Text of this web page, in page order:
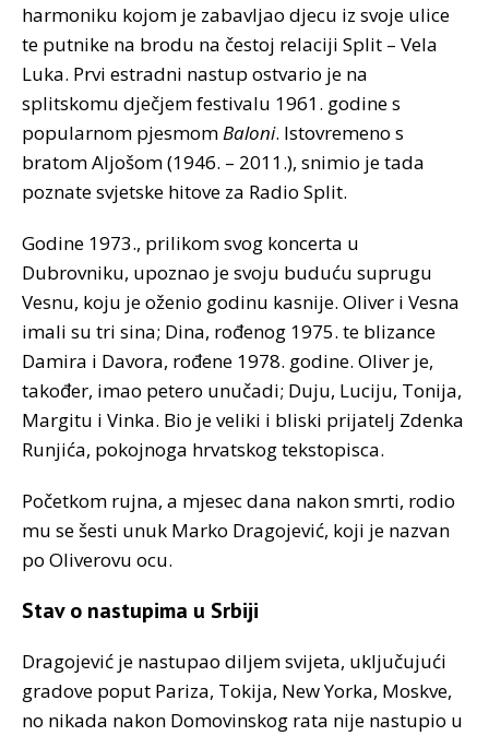
harmoniku kojom je zabavljao djecu iz svoje ulice
te putnike na brodu na čestoj relaciji Split – Vela
Luka. Prvi estradni nastup ostvario je na
splitskomu dječjem festivalu 1961. godine s
popularnom pjesmomBaloni. Istovremeno s
bratom Aljošom (1946. – 2011.), snimio je tada
poznate svjetske hitove za Radio Split.
Godine 1973., prilikom svog koncerta u
Dubrovniku, upoznao je svoju buduću suprugu
Vesnu, koju je oženio godinu kasnije. Oliver i Vesna
imali su tri sina; Dina, rođenog 1975. te blizance
Damira i Davora, rođene 1978. godine. Oliver je,
također, imao petero unučadi; Duju, Luciju, Tonija,
Margitu i Vinka. Bio je veliki i bliski prijatelj Zdenka
Runjića, pokojnoga hrvatskog tekstopisca.
Početkom rujna, a mjesec dana nakon smrti, rodio
mu se šesti unuk Marko Dragojević, koji je nazvan
po Oliverovu ocu.
Stav o nastupima u Srbiji
Dragojević je nastupao diljem svijeta, uključujući
gradove poput Pariza, Tokija, New Yorka, Moskve,
no nikada nakon Domovinskog rata nije nastupio u